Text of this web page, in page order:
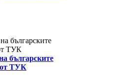
българските
от ТУК